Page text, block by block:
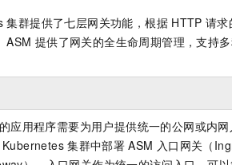
集群提供了七层网关功能，根据 HTTP 请求
ASM 提供了网关的全生命周期管理，支持
应用程序需要为用户提供统一的公网或内
Kubernetes 集群中部署 ASM 入口网关（
视觉 Coding、空间感知、多模态思考等全面升级
GLM-5.2
1M上下文，专为长程任务能力而生
AI 应用构建
大模型服务平台百炼-应用模版
据仓库 提供一站式管理容器应用的 K8s 服务
开启云上创新
免费体验
送.CN域名，送备案服务码
夜间 5 折，Qwen/Meoo/TokenPlan
版）
CRM
OA 办公系统